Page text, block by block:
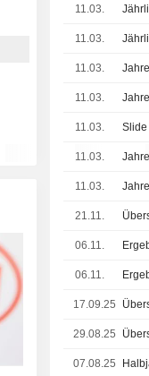
11.03.
11.03.
11.03.
11.03.
11.03.
11.03.
11.03.
21.11.
06.11.
06.11.
17.09.25
29.08.25
07.08.25